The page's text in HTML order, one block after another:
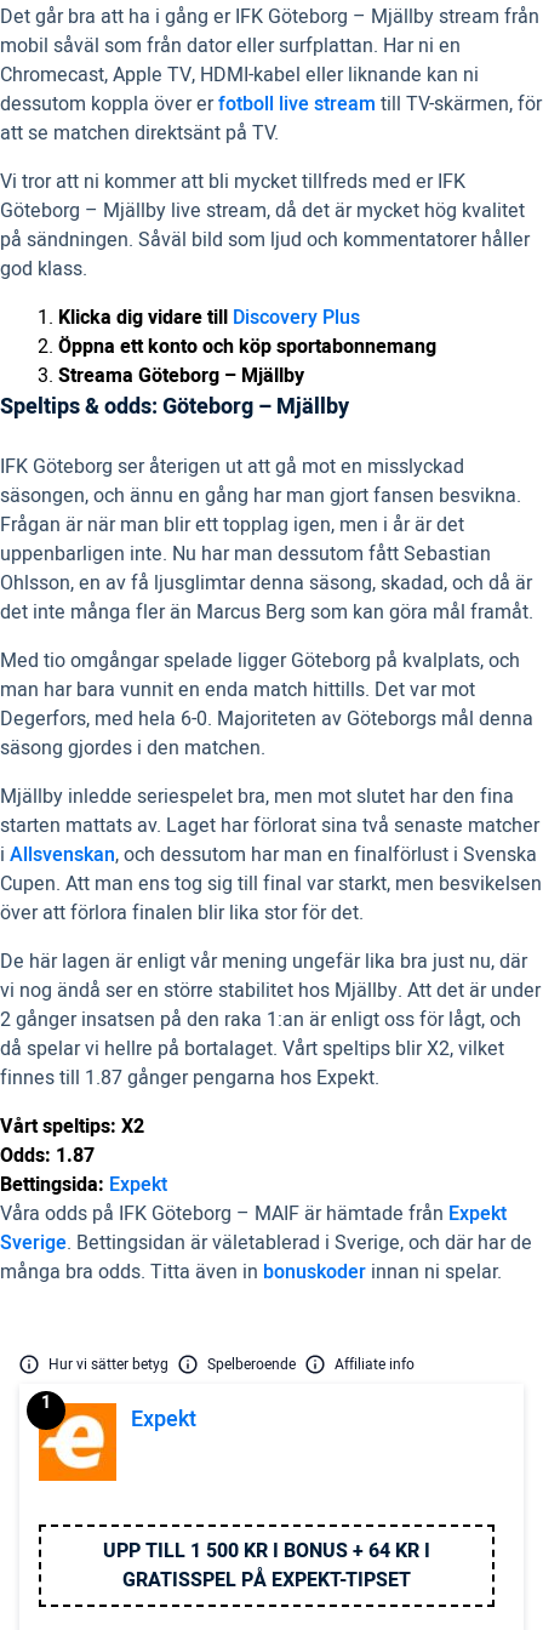
Det går bra att ha i gång er IFK Göteborg – Mjällby stream från
mobil såväl som från dator eller surfplattan. Har ni en
Chromecast, Apple TV, HDMI-kabel eller liknande kan ni
dessutom koppla över erfotboll live stream till TV-skärmen, för
att se matchen direktsänt på TV.
Vi tror att ni kommer att bli mycket tillfreds med er IFK
Göteborg – Mjällby live stream, då det är mycket hög kvalitet
på sändningen. Såväl bild som ljud och kommentatorer håller
god klass.
Klicka dig vidare till Discovery Plus
Öppna ett konto och köp sportabonnemang
Streama Göteborg – Mjällby
Speltips & odds: Göteborg – Mjällby
IFK Göteborg ser återigen ut att gå mot en misslyckad
säsongen, och ännu en gång har man gjort fansen besvikna.
Frågan är när man blir ett topplag igen, men i år är det
uppenbarligen inte. Nu har man dessutom fått Sebastian
Ohlsson, en av få ljusglimtar denna säsong, skadad, och då är
det inte många fler än Marcus Berg som kan göra mål framåt.
Med tio omgångar spelade ligger Göteborg på kvalplats, och
man har bara vunnit en enda match hittills. Det var mot
Degerfors, med hela 6-0. Majoriteten av Göteborgs mål denna
säsong gjordes i den matchen.
Mjällby inledde seriespelet bra, men mot slutet har den fina
starten mattats av. Laget har förlorat sina två senaste matcher
i Allsvenskan, och dessutom har man en finalförlust i Svenska
Cupen. Att man ens tog sig till final var starkt, men besvikelsen
över att förlora finalen blir lika stor för det.
De här lagen är enligt vår mening ungefär lika bra just nu, där
vi nog ändå ser en större stabilitet hos Mjällby. Att det är under
2 gånger insatsen på den raka 1:an är enligt oss för lågt, och
då spelar vi hellre på bortalaget. Vårt speltips blir X2, vilket
finnes till 1.87 gånger pengarna hos Expekt.
Vårt speltips: X2
Odds: 1.87
Bettingsida: Expekt
Våra odds på IFK Göteborg – MAIF är hämtade från Expekt
Sverige. Bettingsidan är väletablerad i Sverige, och där har de
många bra odds. Titta även in bonuskoder innan ni spelar.
Hur vi sätter betyg Spelberoende Affiliate info
Expekt
1
UPP TILL 1 500 KR I BONUS + 64 KR I
GRATISSPEL PÅ EXPEKT-TIPSET